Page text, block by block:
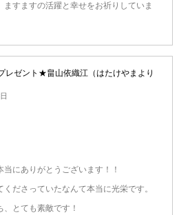
ますますの活躍と幸せをお祈りしていま
レゼント★畠山依織江（はたけやまより
にありがとうございます！！
ださっていたなんて本当に光栄です。
とても素敵です！